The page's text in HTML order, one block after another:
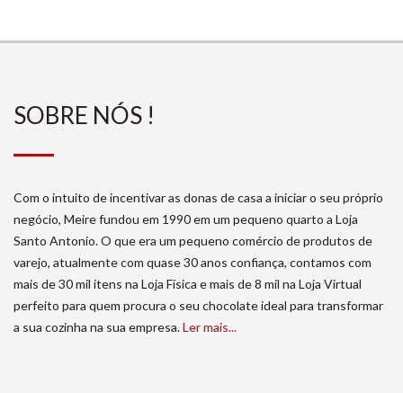
SOBRE NÓS !
Com o intuito de incentivar as donas de casa a iniciar o seu próprio
negócio, Meire fundou em 1990 em um pequeno quarto a Loja
Santo Antonio. O que era um pequeno comércio de produtos de
varejo, atualmente com quase 30 anos confiança, contamos com
mais de 30 mil itens na Loja Física e mais de 8 mil na Loja Virtual
perfeito para quem procura o seu chocolate ideal para transformar
a sua cozinha na sua empresa.Ler mais...